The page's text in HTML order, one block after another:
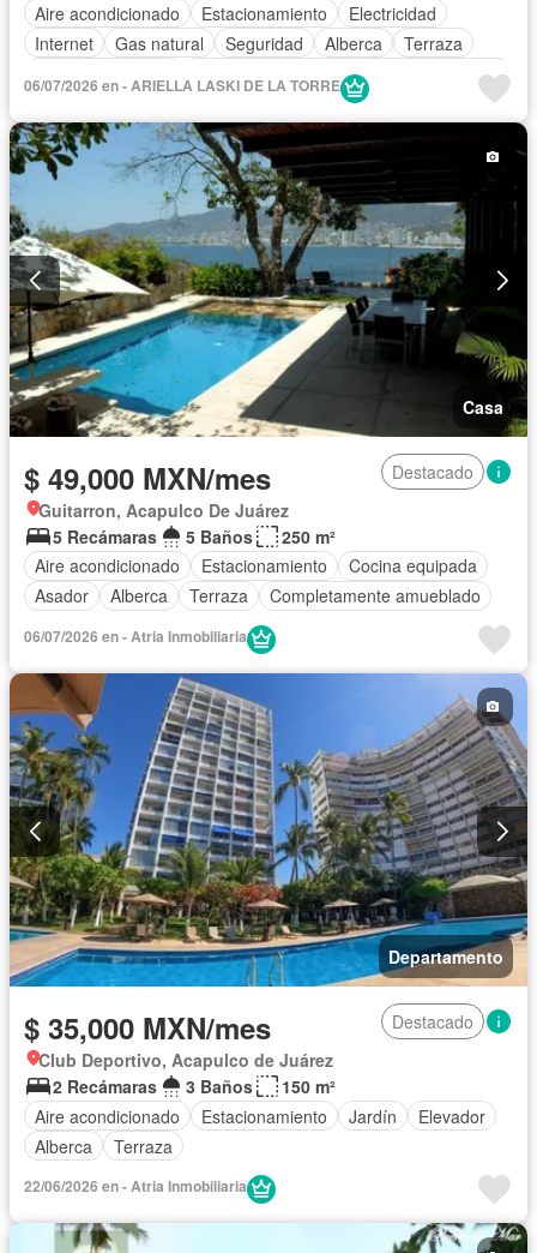
Aire acondicionado
Estacionamiento
Electricidad
Internet
Gas natural Seguridad Alberca
Terraza
Acceso para personas con discapacidad
Cocina integral
Cisterna
Jardín
Cocina equipada Zona infantil
Jacuzzi
Agua Televisión por cable
Cancha de tenis
Vista panorámica
Recámara con closet
Caseta de vigilancia
Wifi Sauna
Permite niños
Completamente amueblado
06/07/2026 en - ARIELLA LASKI DE LA TORRE
Casa
$ 49,000 MXN/mes
Destacado
Guitarron, Acapulco De Juárez
5 Recámaras
5 Baños
250 m²
Aire acondicionado
Estacionamiento
Cocina equipada
Asador
Alberca Terraza Completamente amueblado
06/07/2026 en - Atria Inmobiliaria
Departamento
$ 35,000 MXN/mes
Destacado
Club Deportivo, Acapulco de Juárez
2 Recámaras
3 Baños
150 m²
Aire acondicionado
Estacionamiento Jardín
Elevador
Alberca
Terraza
22/06/2026 en - Atria Inmobiliaria